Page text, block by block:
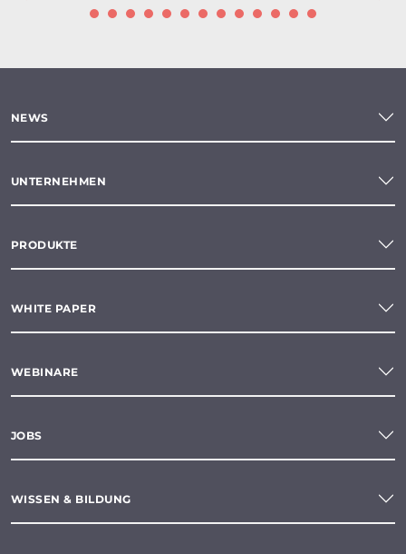
NEWS
UNTERNEHMEN
PRODUKTE
WHITE PAPER
WEBINARE
JOBS
WISSEN & BILDUNG